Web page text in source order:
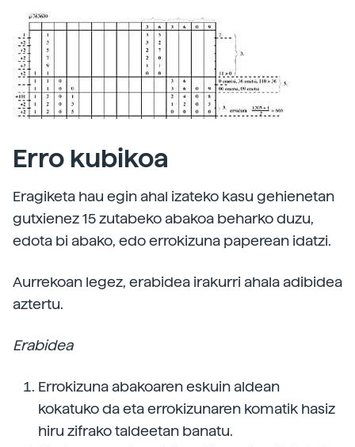
Erro kubikoa
Eragiketa hau egin ahal izateko kasu gehienetan
gutxienez 15 zutabeko abakoa beharko duzu,
edota bi abako, edo errokizuna paperean idatzi.
Aurrekoan legez, erabidea irakurri ahala adibidea
aztertu.
Erabidea
Errokizuna abakoaren eskuin aldean
kokatuko da eta errokizunaren komatik hasiz
hiru zifrako taldeetan banatu.